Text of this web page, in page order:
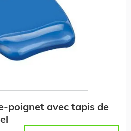
poignet avec tapis de